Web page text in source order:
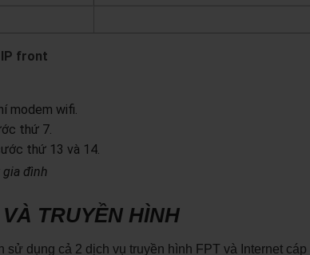
IP front
modem wifi.
thứ 7.
thứ 13 và 14.
đình
TRUYỀN HÌNH
dụng cả 2 dịch vụ truyền hình FPT và Internet cáp